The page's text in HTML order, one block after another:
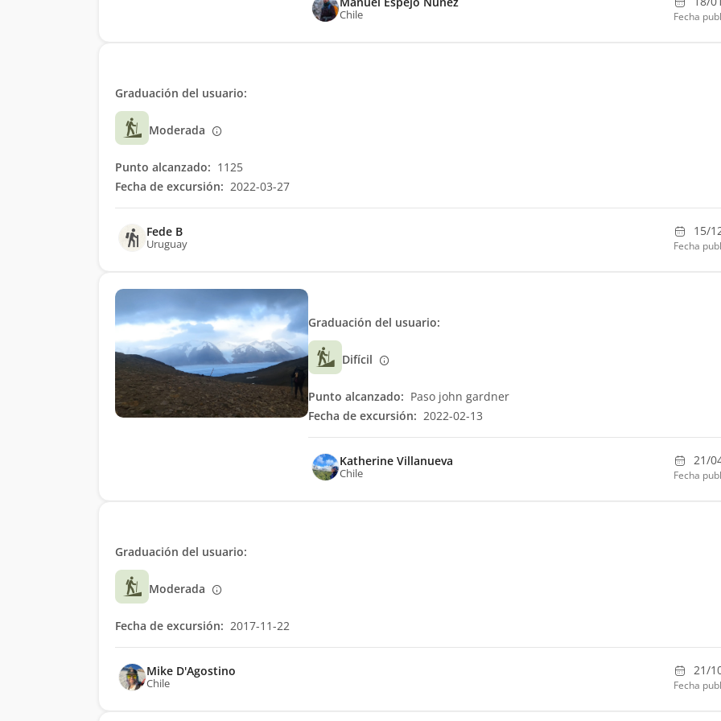
Chile Fecha
Graduación del usuario:
Moderada
Punto alcanzado: 1125
Fecha de excursión: 2022-03-27
Fede B
Uruguay
15/
Fecha
Graduación del usuario:
Difícil
Punto alcanzado: Paso john gardner
Fecha de excursión: 2022-02-13
Katherine Villanueva
Chile
21/
Fecha
Graduación del usuario:
Moderada
Fecha de excursión: 2017-11-22
Mike D'Agostino
Chile
21/
Fecha